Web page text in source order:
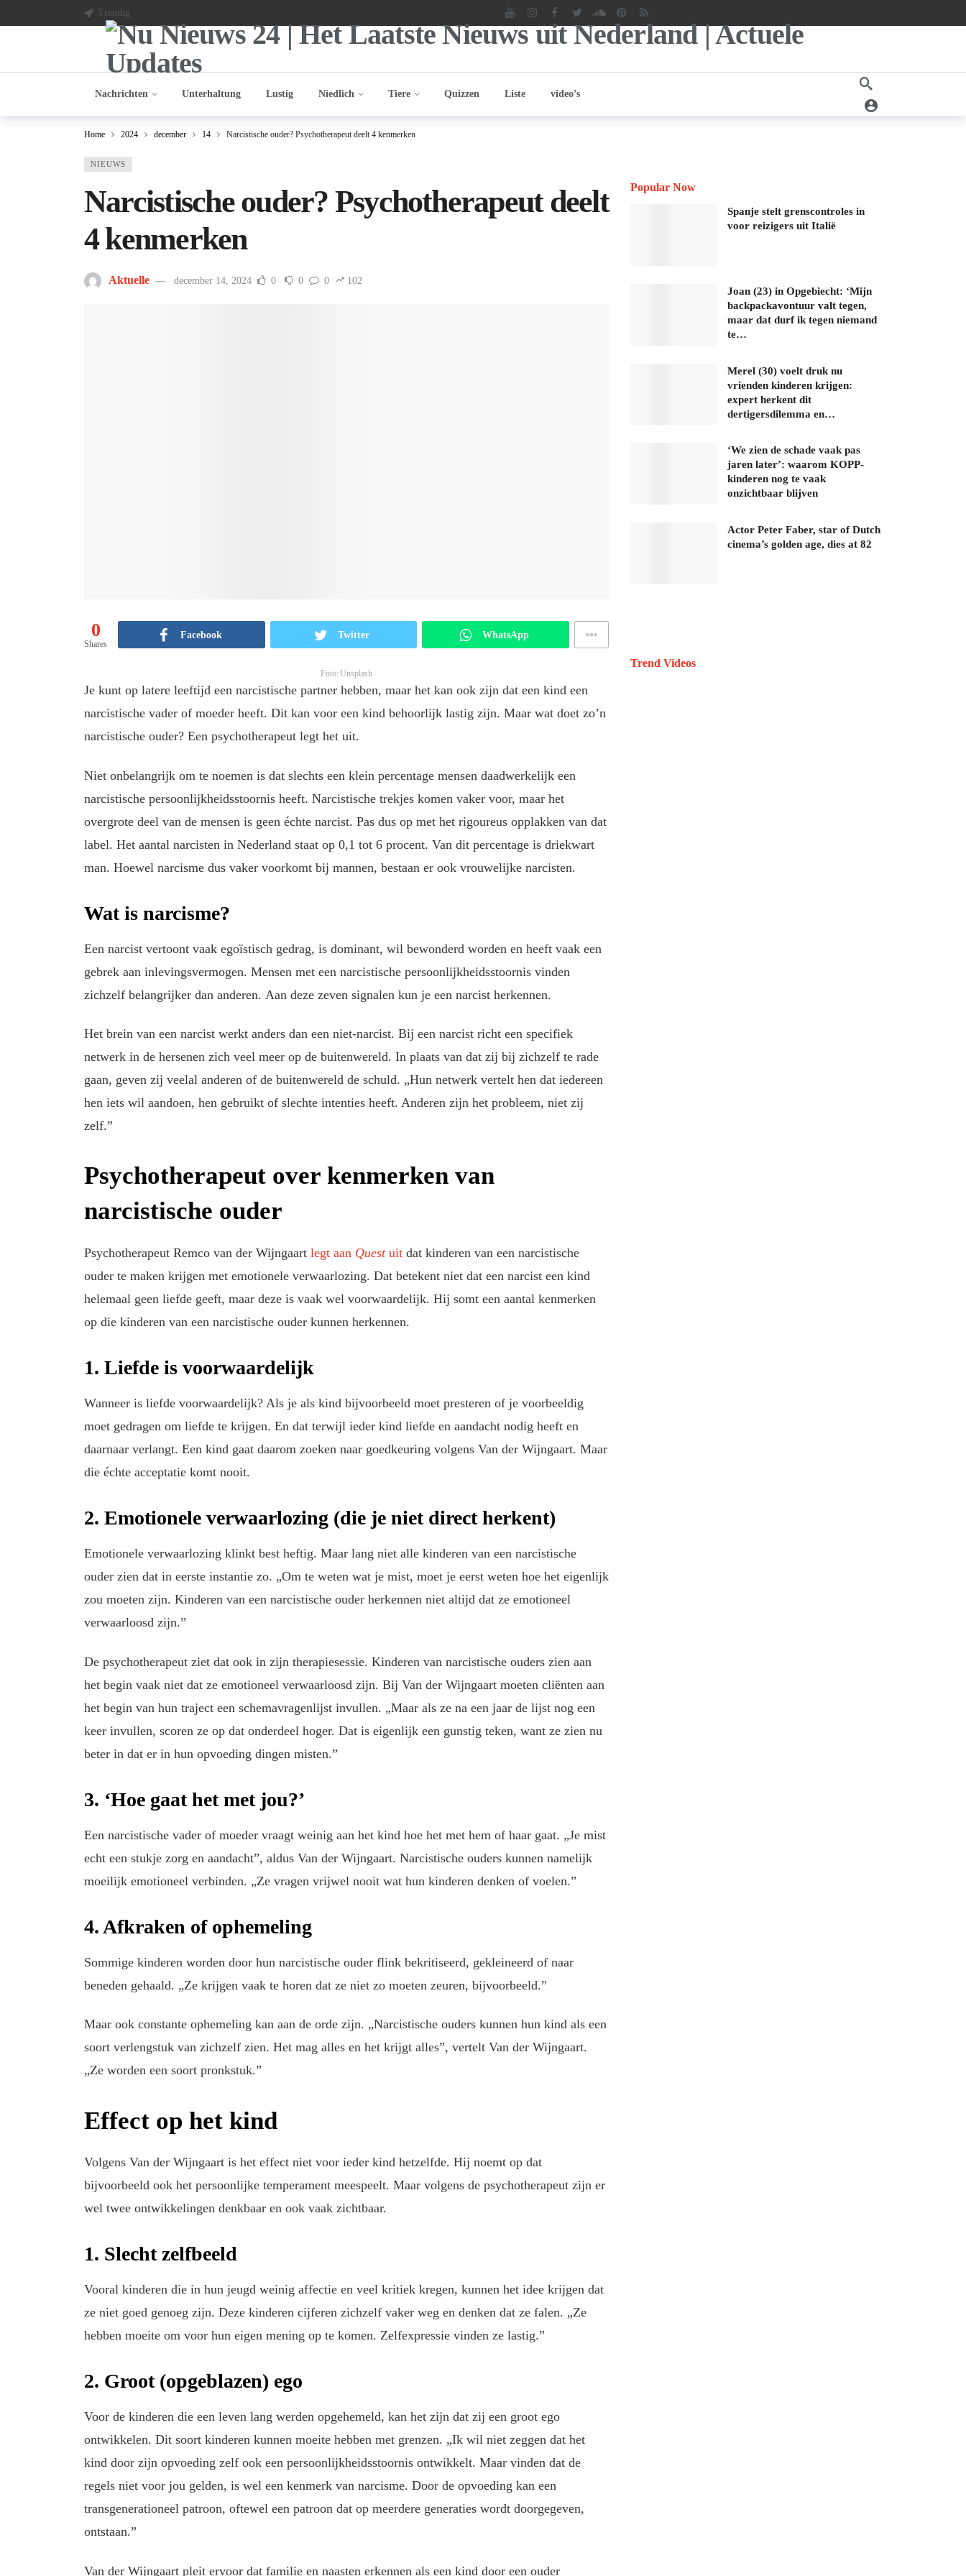
Trendig
Nachrichten Unterhaltung Lustig Niedlich Tiere Quizzen Liste video’s
Home 2024 december 14 Narcistische ouder? Psychotherapeut deelt 4 kenmerken
NIEUWS
Narcistische ouder? Psychotherapeut deelt
4 kenmerken
Aktuelle december 14, 2024 0 0 0 102
0
Shares
Facebook Twitter WhatsApp
Foto: Unsplash
Je kunt op latere leeftijd een narcistische partner hebben, maar het kan ook zijn dat een kind een
narcistische vader of moeder heeft. Dit kan voor een kind behoorlijk lastig zijn. Maar wat doet zo’n
narcistische ouder? Een psychotherapeut legt het uit.
Niet onbelangrijk om te noemen is dat slechts een klein percentage mensen daadwerkelijk een
narcistische persoonlijkheidsstoornis heeft. Narcistische trekjes komen vaker voor, maar het
overgrote deel van de mensen is geen échte narcist. Pas dus op met het rigoureus opplakken van dat
label. Het aantal narcisten in Nederland staat op 0,1 tot 6 procent. Van dit percentage is driekwart
man. Hoewel narcisme dus vaker voorkomt bij mannen, bestaan er ook vrouwelijke narcisten.
Wat is narcisme?
Een narcist vertoont vaak egoïstisch gedrag, is dominant, wil bewonderd worden en heeft vaak een
gebrek aan inlevingsvermogen. Mensen met een narcistische persoonlijkheidsstoornis vinden
zichzelf belangrijker dan anderen. Aan deze zeven signalen kun je een narcist herkennen.
Het brein van een narcist werkt anders dan een niet-narcist. Bij een narcist richt een specifiek
netwerk in de hersenen zich veel meer op de buitenwereld. In plaats van dat zij bij zichzelf te rade
gaan, geven zij veelal anderen of de buitenwereld de schuld. „Hun netwerk vertelt hen dat iedereen
hen iets wil aandoen, hen gebruikt of slechte intenties heeft. Anderen zijn het probleem, niet zij
zelf.”
Psychotherapeut over kenmerken van
narcistische ouder
Psychotherapeut Remco van der Wijngaart legt aanQuestuitdat kinderen van een narcistische
ouder te maken krijgen met emotionele verwaarlozing. Dat betekent niet dat een narcist een kind
helemaal geen liefde geeft, maar deze is vaak wel voorwaardelijk. Hij somt een aantal kenmerken
op die kinderen van een narcistische ouder kunnen herkennen.
1. Liefde is voorwaardelijk
Wanneer is liefde voorwaardelijk? Als je als kind bijvoorbeeld moet presteren of je voorbeeldig
moet gedragen om liefde te krijgen. En dat terwijl ieder kind liefde en aandacht nodig heeft en
daarnaar verlangt. Een kind gaat daarom zoeken naar goedkeuring volgens Van der Wijngaart. Maar
die échte acceptatie komt nooit.
2. Emotionele verwaarlozing (die je niet direct herkent)
Emotionele verwaarlozing klinkt best heftig. Maar lang niet alle kinderen van een narcistische
ouder zien dat in eerste instantie zo. „Om te weten wat je mist, moet je eerst weten hoe het eigenlijk
zou moeten zijn. Kinderen van een narcistische ouder herkennen niet altijd dat ze emotioneel
verwaarloosd zijn.”
De psychotherapeut ziet dat ook in zijn therapiesessie. Kinderen van narcistische ouders zien aan
het begin vaak niet dat ze emotioneel verwaarloosd zijn. Bij Van der Wijngaart moeten cliënten aan
het begin van hun traject een schemavragenlijst invullen. „Maar als ze na een jaar de lijst nog een
keer invullen, scoren ze op dat onderdeel hoger. Dat is eigenlijk een gunstig teken, want ze zien nu
beter in dat er in hun opvoeding dingen misten.”
3. ‘Hoe gaat het met jou?’
Een narcistische vader of moeder vraagt weinig aan het kind hoe het met hem of haar gaat. „Je mist
echt een stukje zorg en aandacht”, aldus Van der Wijngaart. Narcistische ouders kunnen namelijk
moeilijk emotioneel verbinden. „Ze vragen vrijwel nooit wat hun kinderen denken of voelen.”
4. Afkraken of ophemeling
Sommige kinderen worden door hun narcistische ouder flink bekritiseerd, gekleineerd of naar
beneden gehaald. „Ze krijgen vaak te horen dat ze niet zo moeten zeuren, bijvoorbeeld.”
Maar ook constante ophemeling kan aan de orde zijn. „Narcistische ouders kunnen hun kind als een
soort verlengstuk van zichzelf zien. Het mag alles en het krijgt alles”, vertelt Van der Wijngaart.
„Ze worden een soort pronkstuk.”
Effect op het kind
Volgens Van der Wijngaart is het effect niet voor ieder kind hetzelfde. Hij noemt op dat
bijvoorbeeld ook het persoonlijke temperament meespeelt. Maar volgens de psychotherapeut zijn er
wel twee ontwikkelingen denkbaar en ook vaak zichtbaar.
1. Slecht zelfbeeld
Vooral kinderen die in hun jeugd weinig affectie en veel kritiek kregen, kunnen het idee krijgen dat
ze niet goed genoeg zijn. Deze kinderen cijferen zichzelf vaker weg en denken dat ze falen. „Ze
hebben moeite om voor hun eigen mening op te komen. Zelfexpressie vinden ze lastig.”
2. Groot (opgeblazen) ego
Voor de kinderen die een leven lang werden opgehemeld, kan het zijn dat zij een groot ego
ontwikkelen. Dit soort kinderen kunnen moeite hebben met grenzen. „Ik wil niet zeggen dat het
kind door zijn opvoeding zelf ook een persoonlijkheidsstoornis ontwikkelt. Maar vinden dat de
regels niet voor jou gelden, is wel een kenmerk van narcisme. Door de opvoeding kan een
transgenerationeel patroon, oftewel een patroon dat op meerdere generaties wordt doorgegeven,
ontstaan.”
Van der Wijngaart pleit ervoor dat familie en naasten erkennen als een kind door een ouder
Popular Now
Spanje stelt grenscontroles in
voor reizigers uit Italië
Joan (23) in Opgebiecht: ‘Mijn
backpackavontuur valt tegen,
maar dat durf ik tegen niemand
te…
Merel (30) voelt druk nu
vrienden kinderen krijgen:
expert herkent dit
dertigersdilemma en…
‘We zien de schade vaak pas
jaren later’: waarom KOPP-
kinderen nog te vaak
onzichtbaar blijven
Actor Peter Faber, star of Dutch
cinema’s golden age, dies at 82
Trend Videos